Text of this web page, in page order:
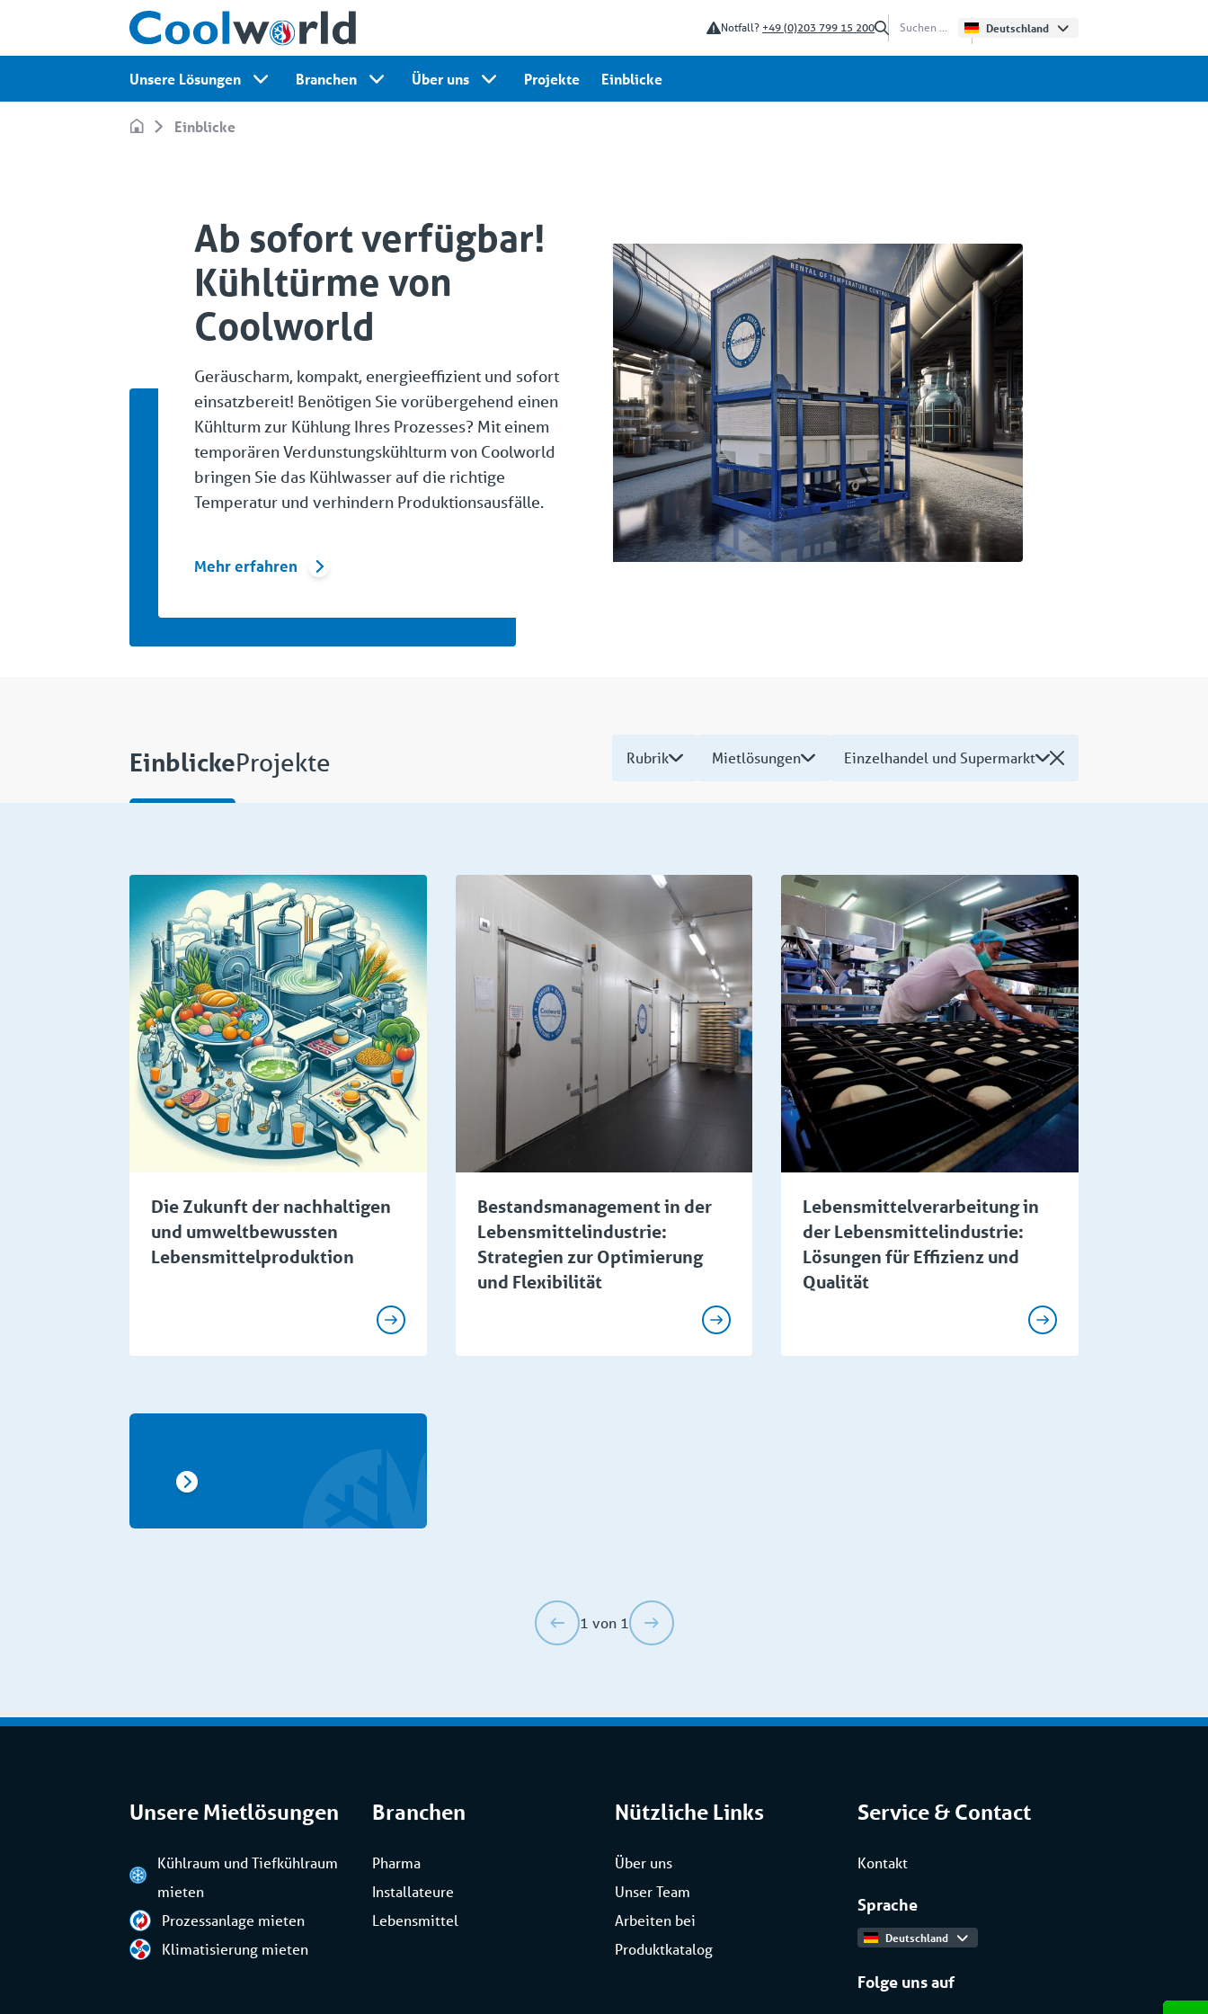
Notfall? +49 (0)203 799 15 200 Deutschland
Unsere Lösungen Branchen Über uns Projekte Einblicke
Einblicke
Ab sofort verfügbar!
Kühltürme von
Coolworld
Geräuscharm, kompakt, energieeffizient und sofort
einsatzbereit! Benötigen Sie vorübergehend einen
Kühlturm zur Kühlung Ihres Prozesses? Mit einem
temporären Verdunstungskühlturm von Coolworld
bringen Sie das Kühlwasser auf die richtige
Temperatur und verhindern Produktionsausfälle.
Mehr erfahren
EinblickeProjekte Rubrik Mietlösungen Einzelhandel und Supermarkt
Die Zukunft der nachhaltigen
und umweltbewussten
Lebensmittelproduktion
Wissenwertes
Bestandsmanagement in der
Lebensmittelindustrie:
Strategien zur Optimierung
und Flexibilität
Wissenwertes
Lebensmittelverarbeitung in
der Lebensmittelindustrie:
Lösungen für Effizienz und
Qualität
1 von 1
Unsere Mietlösungen
Kühlraum und Tiefkühlraum
mieten
Prozessanlage mieten
Klimatisierung mieten
Branchen
Pharma
Installateure
Lebensmittel
Nützliche Links
Über uns
Unser Team
Arbeiten bei
Produktkatalog
Service & Contact
Kontakt
Sprache
Deutschland
Folge uns auf